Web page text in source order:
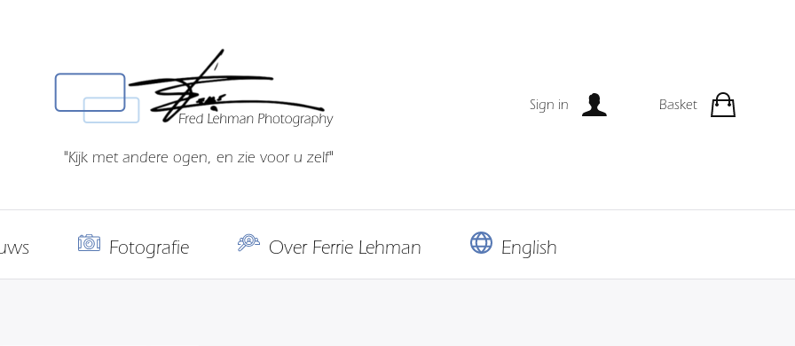
"Kijk met andere ogen, en zie voor u zelf"
Sign in Basket
Fotografie Over Ferrie Lehman English